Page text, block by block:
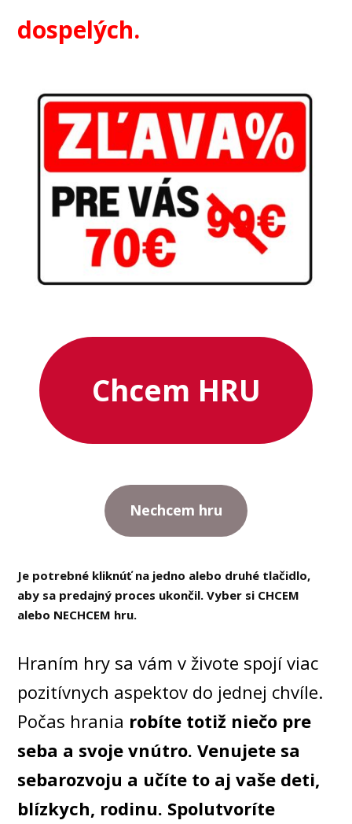
dospelých.
Chcem HRU
Nechcem hru
Je potrebné kliknúť na jedno alebo druhé tlačidlo,
aby sa predajný proces ukončil. Vyber si CHCEM
alebo NECHCEM hru.
Hraním hry sa vám v živote spojí viac
pozitívnych aspektov do jednej chvíle.
Počas hrania robíte totiž niečo pre
seba a svoje vnútro. Venujete sa
sebarozvoju a učíte to aj vaše deti,
blízkych, rodinu. Spolutvoríte